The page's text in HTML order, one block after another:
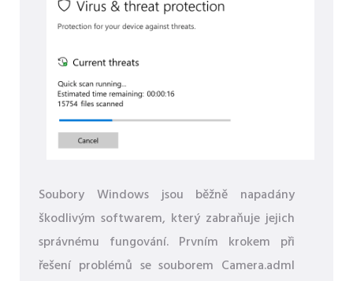
Soubory Windows jsou běžně napadány
škodlivým softwarem, který zabraňuje jejich
správnému fungování. Prvním krokem při
řešení problémů se souborem Camera.adml